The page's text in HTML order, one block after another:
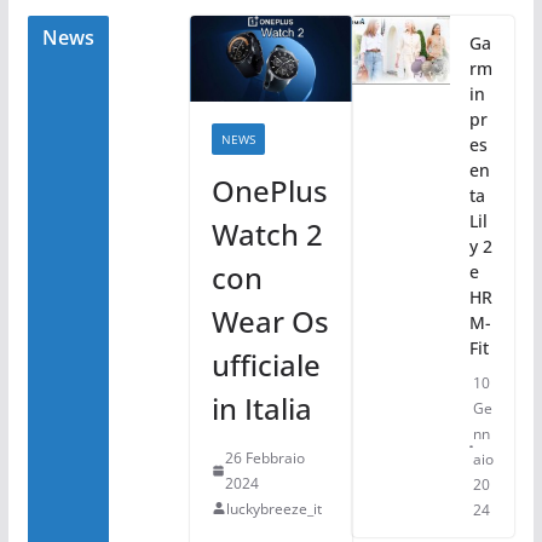
o
News
NEWS
OnePlus
Watch 2
con
Wear Os
ufficiale
in Italia
26 Febbraio
2024
luckybreeze_it
Ga
rm
in
pr
es
en
ta
Lil
y 2
e
HR
M-
Fit
10
Ge
nn
aio
20
24